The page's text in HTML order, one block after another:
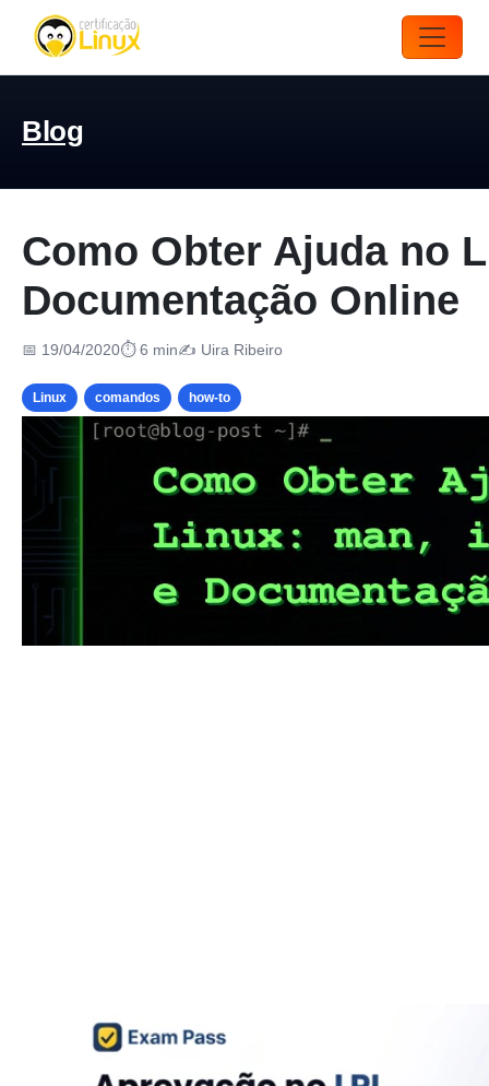
Blog
Como Obter Ajuda no
Documentação Online
📅 19/04/2020⏱ 6 min✍️ Uira Ribeiro
Linux comandos how-to